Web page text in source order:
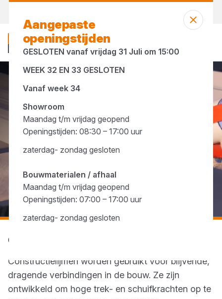
Constructielijm
Constructielijmen worden gebruikt voor blijvende,
dragende verbindingen in de bouw. Ze zijn
ontwikkeld om hoge trek- en schuifkrachten op te
Aangepaste
openingstijden
GESLOTEN vanaf vrijdag 31 Juli om 15:00
WEEK 32 EN 33 GESLOTEN
Vanaf week 34
Showroom
Maandag t/m vrijdag geopend
Openingstijden: 08:30 – 17:00 uur
zaterdag- zondag gesloten
Bouwmaterialen / afhaal
Maandag t/m vrijdag geopend
Openingstijden: 07:00 – 17:00 uur
zaterdag- zondag gesloten